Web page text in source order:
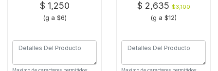
$ 1,250
(g a $6)
$ 2,635$3,100
(g a $12)